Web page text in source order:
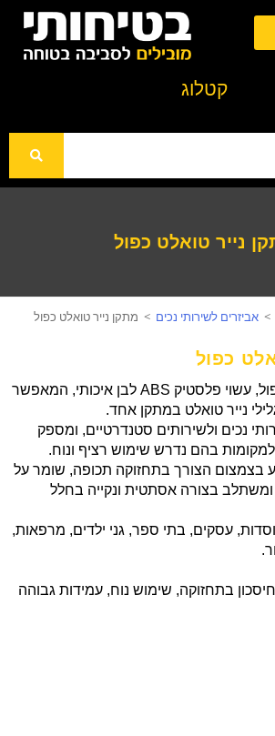
קטלוג
נייר טואלט כפול
> אביזרים לשירותי נכים > מתקן נייר טואלט כפול
כפול
מתקן נייר טואלט כפול, עשוי פלסטיק ABS לבן איכותי, המאפשר
נייר טואלט במתקן אחד.
נכים ולשירותים סטנדרטיים, ומספק
למקומות בהם נדרש שימוש רציף ונוח.
בצמצום הצורך בתחזוקה תכופה, שומר על
ומשתלב בצורה אסתטית ונקייה בחלל
עסקים, בתי ספר, גני ילדים, מרפאות,
בתחזוקה, שימוש נוח, עמידות גבוהה